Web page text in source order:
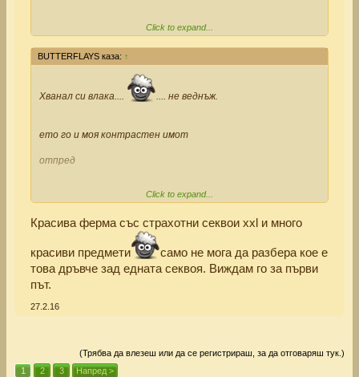
и отзад
Click to expand...
BUTTERFLAYS каза: ↑
Хванал си влака.... .... не веднъж.
ето го и моя контрастен имот
отпред
и отзад
Click to expand...
Красива ферма със страхотни секвои xxl и много
красиви предмети
само не мога да разбера кое е
това дръвче зад едната секвоя. Виждам го за първи
път.
27.2.16
(Трябва да влезеш или да се регистрираш, за да отговаряш тук.)
1
2 3 Напред >